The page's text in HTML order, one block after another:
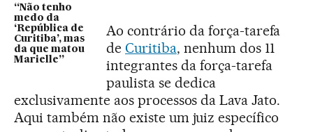
“Não tenho
medo da
‘República de
Curitiba’, mas
da que matou
Marielle”
Ao contrário da força-tarefa
de Curitiba, nenhum dos 11
integrantes da força-tarefa
paulista se dedica
exclusivamente aos processos da Lava Jato.
Aqui também não existe um juiz específico